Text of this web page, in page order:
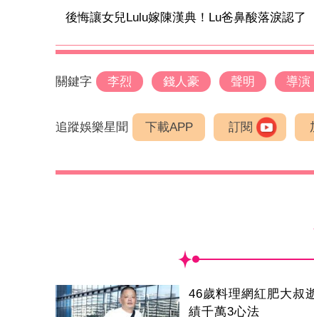
後悔讓女兒Lulu嫁陳漢典！Lu爸鼻酸落淚認
關鍵字 李烈 錢人豪 聲明 導演
追蹤娛樂星聞 下載APP 訂閱
46歲料理網紅肥大叔
績千萬3心法